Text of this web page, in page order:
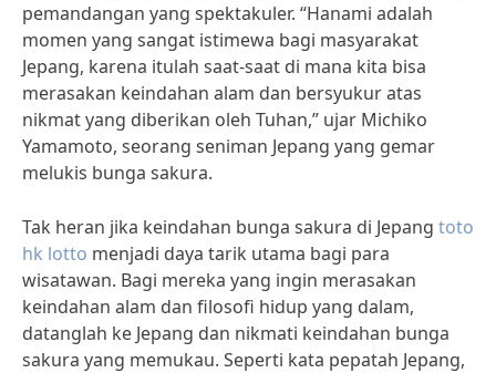
pemandangan yang spektakuler. “Hanami adalah
momen yang sangat istimewa bagi masyarakat
Jepang, karena itulah saat-saat di mana kita bisa
merasakan keindahan alam dan bersyukur atas
nikmat yang diberikan oleh Tuhan,” ujar Michiko
Yamamoto, seorang seniman Jepang yang gemar
melukis bunga sakura.
Tak heran jika keindahan bunga sakura di Jepang toto
hk lotto menjadi daya tarik utama bagi para
wisatawan. Bagi mereka yang ingin merasakan
keindahan alam dan filosofi hidup yang dalam,
datanglah ke Jepang dan nikmati keindahan bunga
sakura yang memukau. Seperti kata pepatah Jepang,